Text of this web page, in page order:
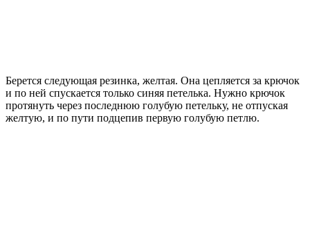
Берется следующая резинка, желтая. Она цепляется за крючок
и по ней спускается только синяя петелька. Нужно крючок
протянуть через последнюю голубую петельку, не отпуская
желтую, и по пути подцепив первую голубую петлю.